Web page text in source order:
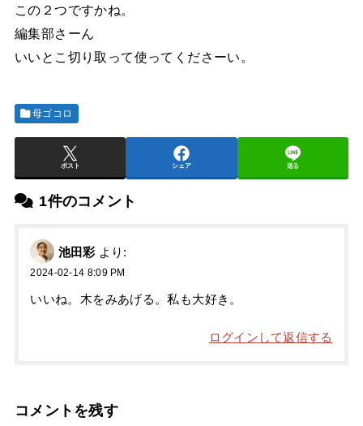
この２つですかね。
編集部さーん
いいとこ切り取って使ってくださーい。
母ゴコロ
ポスト シェア 送る
1件のコメント
池田彩 より:
2024-02-14 8:09 PM
いいね。木をみあげる。私も大好き。
ログインして返信する
コメントを残す